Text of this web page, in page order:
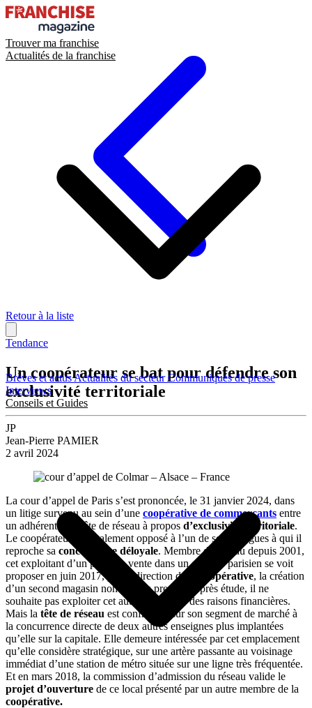
Trouver ma franchise
Actualités de la franchise
Brèves et actusActualités du secteurCommuniqués de presse
Interviews
Conseils et Guides
Retour à la liste
Tendance
Un coopérateur se bat pour défendre son
exclusivité territoriale
JP
Jean-Pierre PAMIER
2 avril 2024
La cour d’appel de Paris s’est prononcée, le 31 janvier 2024, dans
un litige survenu au sein d’une coopérative de commerçants entre
un adhérent et la tête de réseau à propos d’exclusivité territoriale.
Le coopérateur est également opposé à l’un de ses collègues à qui il
reproche sa concurrence déloyale. Membre du réseau depuis 2001,
cet exploitant d’un point de vente dans un quartier parisien se voit
proposer en juin 2017, par la direction de la
coopérative, la création
d’un second magasin non loin du premier. Après étude, il ne
souhaite pas exploiter cet autre local pour des raisons financières.
Mais la tête de réseau est confrontée sur son segment de marché à
la concurrence directe de deux autres enseignes plus implantées
qu’elle sur la capitale. Elle demeure intéressée par cet emplacement
qu’elle considère stratégique, sur une artère passante au voisinage
immédiat d’une station de métro située sur une ligne très fréquentée.
Et en mars 2018, la commission d’admission du réseau valide le
projet d’ouverture de ce local présenté par un autre membre de la
coopérative.